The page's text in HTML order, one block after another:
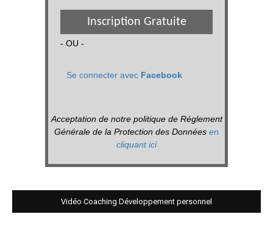
Inscription Gratuite
- OU -
Se connecter avec Facebook
Acceptation de notre politique de Réglement
Générale de la Protection des Données en
cliquant ici
Vidéo Coaching Développement personnel